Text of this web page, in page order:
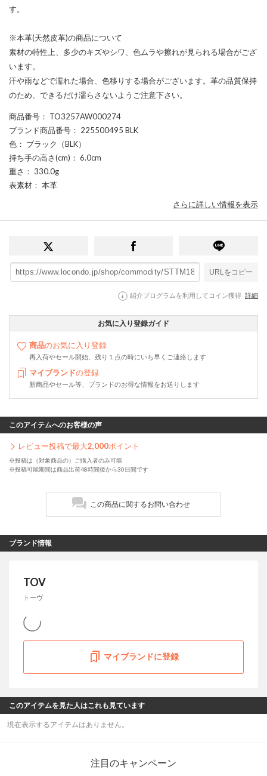
す。
※本革(天然皮革)の商品について
素材の特性上、多少のキズやシワ、色ムラや擦れが見られる場合がござ
います。
汗や雨などで濡れた場合、色移りする場合がございます。革の品質保持
のため、できるだけ濡らさないようご注意下さい。
商品番号 ： TO3257AW000274
ブランド商品番号 ： 225500495 BLK
色 ： ブラック（BLK）
持ち手の高さ(cm) ： 6.0cm
重さ ： 330.0g
表素材 ： 本革
さらに詳しい情報を表示
URLをコピー
紹介プログラムを利用してコイン獲得 詳細
お気に入り登録ガイド
商品のお気に入り登録
再入荷やセール開始、残り１点の時にいち早くご連絡します
マイブランドの登録
新商品やセール等、ブランドのお得な情報をお送りします
このアイテムへのお客様の声
レビュー投稿で最大2,000ポイント
※投稿は（対象商品の）ご購入者のみ可能
※投稿可能期間は商品出荷48時間後から30日間です
この商品に関するお問い合わせ
ブランド情報
TOV
トーヴ
マイブランドに登録
このアイテムを見た人はこれも見ています
現在表示するアイテムはありません。
注目のキャンペーン